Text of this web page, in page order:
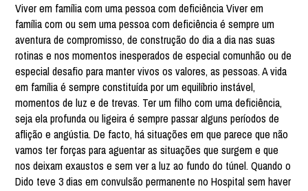
Viver em família com uma pessoa com deficiência Viver em
família com ou sem uma pessoa com deficiência é sempre um
aventura de compromisso, de construção do dia a dia nas suas
rotinas e nos momentos inesperados de especial comunhão ou de
especial desafio para manter vivos os valores, as pessoas. A vida
em família é sempre constituída por um equilíbrio instável,
momentos de luz e de trevas. Ter um filho com uma deficiência,
seja ela profunda ou ligeira é sempre passar alguns períodos de
aflição e angústia. De facto, há situações em que parece que não
vamos ter forças para aguentar as situações que surgem e que
nos deixam exaustos e sem ver a luz ao fundo do túnel. Quando o
Dido teve 3 dias em convulsão permanente no Hospital sem haver